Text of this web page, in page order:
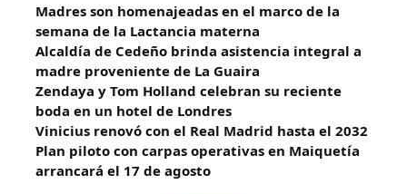
Madres son homenajeadas en el marco de la
semana de la Lactancia materna
Alcaldía de Cedeño brinda asistencia integral a
madre proveniente de La Guaira
Zendaya y Tom Holland celebran su reciente
boda en un hotel de Londres
Vinicius renovó con el Real Madrid hasta el 2032
Plan piloto con carpas operativas en Maiquetía
arrancará el 17 de agosto